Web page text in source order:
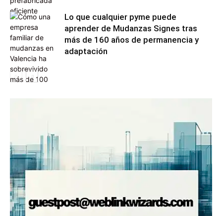
Lo que cualquier pyme puede
aprender de Mudanzas Signes tras
más de 160 años de permanencia y
adaptación